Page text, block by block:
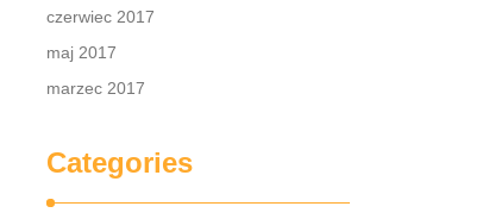
czerwiec 2017
maj 2017
marzec 2017
Categories